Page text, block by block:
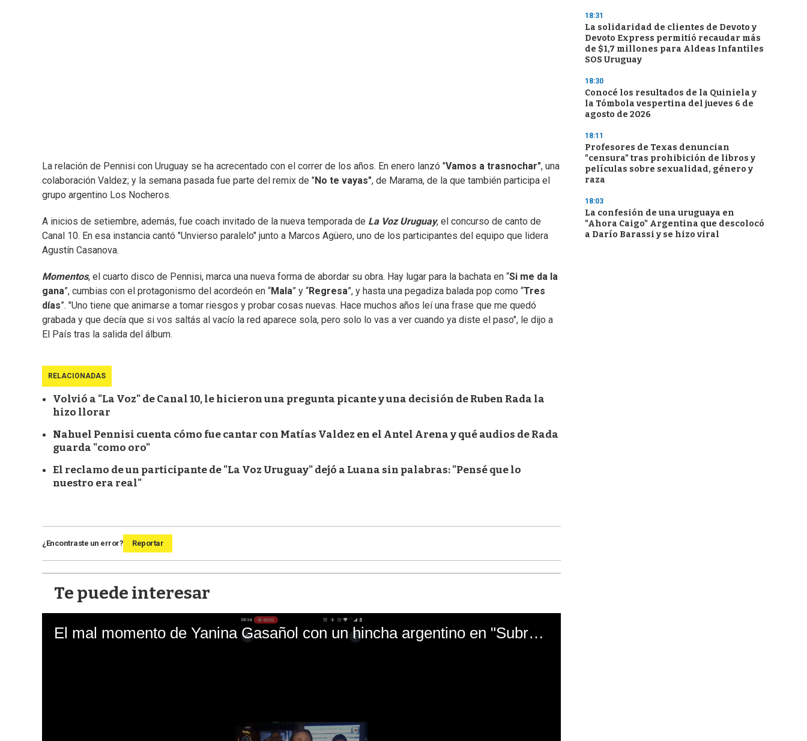
La relación de Pennisi con Uruguay se ha acrecentado con el correr de los años. En enero lanzó "Vamos a trasnochar", una
colaboración Valdez; y la semana pasada fue parte del remix de "No te vayas", de Marama, de la que también participa el
grupo argentino Los Nocheros.
A inicios de setiembre, además, fue coach invitado de la nueva temporada de La Voz Uruguay, el concurso de canto de
Canal 10. En esa instancia cantó "Unvierso paralelo" junto a Marcos Agüero, uno de los participantes del equipo que lidera
Agustín Casanova.
Momentos, el cuarto disco de Pennisi, marca una nueva forma de abordar su obra. Hay lugar para la bachata en “Si me da la
gana”, cumbias con el protagonismo del acordeón en “Mala” y “Regresa”, y hasta una pegadiza balada pop como “Tres
días”. "Uno tiene que animarse a tomar riesgos y probar cosas nuevas. Hace muchos años leí una frase que me quedó
grabada y que decía que si vos saltás al vacío la red aparece sola, pero solo lo vas a ver cuando ya diste el paso", le dijo a
El País tras la salida del álbum.
RELACIONADAS
Volvió a "La Voz" de Canal 10, le hicieron una pregunta picante y una decisión de Ruben Rada la
hizo llorar
Nahuel Pennisi cuenta cómo fue cantar con Matías Valdez en el Antel Arena y qué audios de Rada
guarda "como oro"
El reclamo de un participante de "La Voz Uruguay" dejó a Luana sin palabras: "Pensé que lo
nuestro era real"
¿Encontraste un error? Reportar
Te puede interesar
El mal momento de Yanina Gasañol con un hincha argentino en "Subrayado"
18:31
La solidaridad de clientes de Devoto y
Devoto Express permitió recaudar más
de $1,7 millones para Aldeas Infantiles
SOS Uruguay
18:30
Conocé los resultados de la Quiniela y
la Tómbola vespertina del jueves 6 de
agosto de 2026
18:11
Profesores de Texas denuncian
"censura" tras prohibición de libros y
películas sobre sexualidad, género y
raza
18:03
La confesión de una uruguaya en
"Ahora Caigo" Argentina que descolocó
a Darío Barassi y se hizo viral